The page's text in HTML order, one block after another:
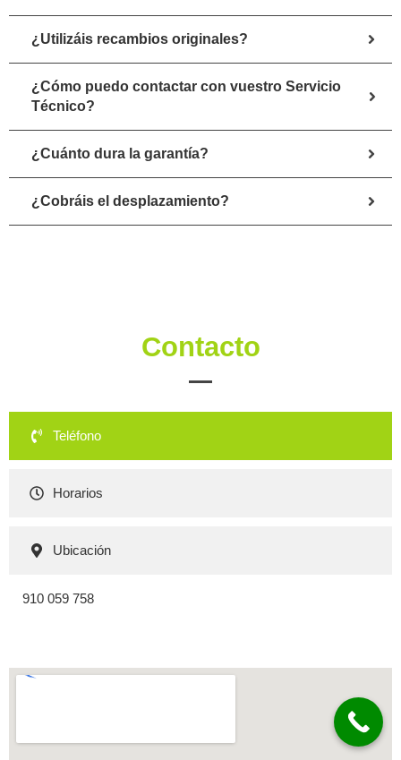
¿Utilizáis recambios originales?
¿Cómo puedo contactar con vuestro Servicio
Técnico?
¿Cuánto dura la garantía?
¿Cobráis el desplazamiento?
Contacto
Teléfono
Horarios
Ubicación
910 059 758